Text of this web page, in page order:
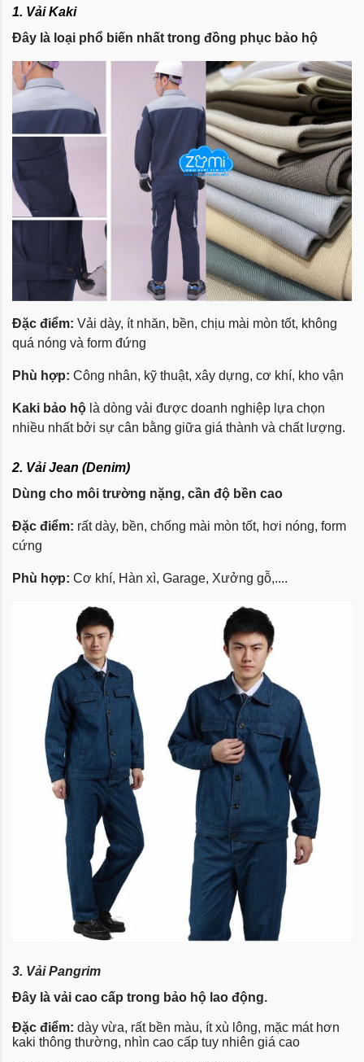
1. Vải Kaki
Đây là loại phổ biến nhất trong đồng phục bảo hộ
Đặc điểm: Vải dày, ít nhăn, bền, chịu mài mòn tốt, không
quá nóng và form đứng
Phù hợp: Công nhân, kỹ thuật, xây dựng, cơ khí, kho vận
Kaki bảo hộ là dòng vải được doanh nghiệp lựa chọn
nhiều nhất bởi sự cân bằng giữa giá thành và chất lượng.
2. Vải Jean (Denim)
Dùng cho môi trường nặng, cần độ bền cao
Đặc điểm: rất dày, bền, chống mài mòn tốt, hơi nóng, form
cứng
Phù hợp: Cơ khí, Hàn xì, Garage, Xưởng gỗ,....
3. Vải Pangrim
Đây là vải cao cấp trong bảo hộ lao động.
Đặc điểm: dày vừa, rất bền màu, ít xù lông, mặc mát hơn
kaki thông thường, nhìn cao cấp tuy nhiên giá cao